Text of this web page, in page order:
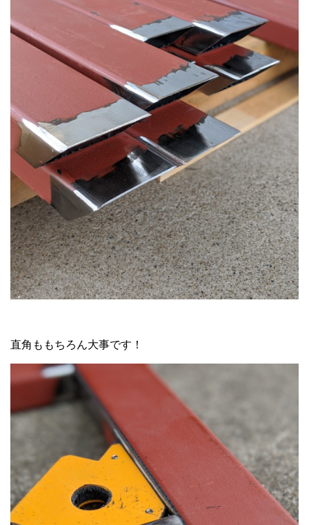
直角ももちろん大事です！